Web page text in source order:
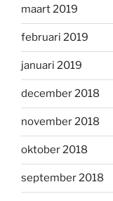
maart 2019
februari 2019
januari 2019
december 2018
november 2018
oktober 2018
september 2018